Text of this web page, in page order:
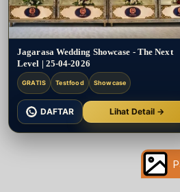
Jagarasa Wedding Showcase - The Next
Level | 25-04-2026
GRATIS Testfood Showcase
DAFTAR Lihat Detail →